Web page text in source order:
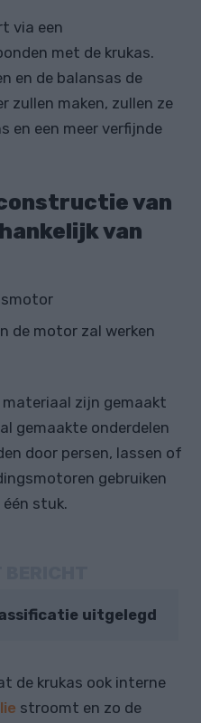
via een
met de krukas.
en de balansas de
zullen maken, zullen ze
en een meer verfijnde
van
van
de motor zal werken
materiaal zijn gemaakt
gemaakte onderdelen
door persen, lassen of
gebruiken
stuk.
uitgelegd
de krukas ook interne
stroomt en zo de